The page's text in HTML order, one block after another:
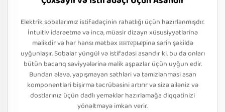
Elektrik sobalarımız istifadəçinin rahatlığı üçün hazırlanmışdır.
İntuitiv idarəetmə və incə, müasir dizayn xüsusiyyətlərinə
malikdir və hər hansı mətbəx интерьерinə sərin şəkildə
uyğunlaşır. Sobalar yüngül və istifadəsi asandır ki, bu da onları
bütün bacarıq səviyyələrinə malik aşpazlar üçün uyğun edir.
Bundan əlavə, yapışmayan səthləri və təmizlənməsi asan
komponentləri bişirmə təcrübəsini artırır və sizə ailəniz və
dostlarınız üçün dadlı yeməklər hazırlamağa diqqətinizi
yönəltməyə imkan verir.